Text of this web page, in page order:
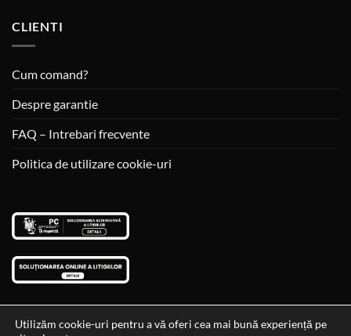
CLIENTI
Cum comand?
Despre garantie
FAQ – Intrebari frecvente
Politica de utilizare cookie-uri
Utilizăm cookie-uri pentru a vă oferi cea mai bună experiență pe